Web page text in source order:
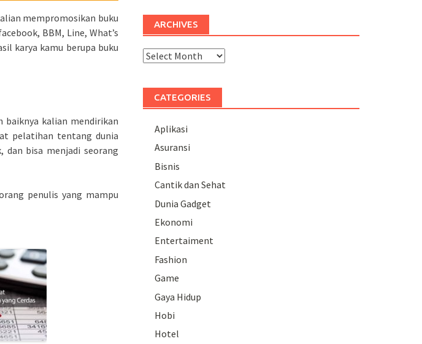
mempromosikan buku
BBM, Line, What’s
karya kamu berupa buku
baiknya kalian mendirikan
pelatihan tentang dunia
dan bisa menjadi seorang
penulis yang mampu
ARCHIVES
Archives
CATEGORIES
Aplikasi
Asuransi
Bisnis
Cantik dan Sehat
Dunia Gadget
Ekonomi
Entertaiment
Fashion
Game
Gaya Hidup
Hobi
Hotel